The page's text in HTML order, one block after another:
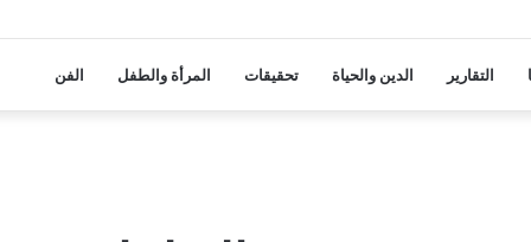
التقارير الدين والحياة تحقيقات المرأة والطفل الفن